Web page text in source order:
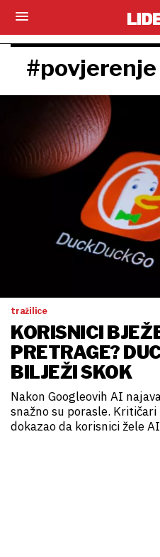
#povjerenje
tražilice
KORISNICI
PRETRAGE?
BILJEŽI SKOK
Nakon Googleovih AI
snažno su porasle.
dokazao da korisnici žele